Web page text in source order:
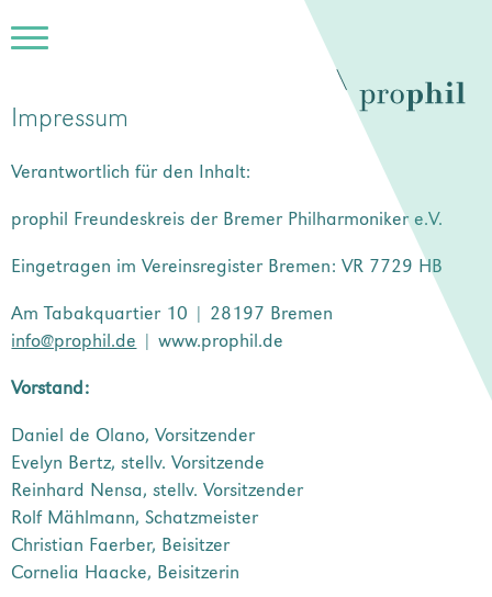
Impressum
Verantwortlich für den Inhalt:
prophil Freundeskreis der Bremer Philharmoniker e.V.
Eingetragen im Vereinsregister Bremen: VR 7729 HB
Am Tabakquartier 10 | 28197 Bremen
info@prophil.de | www.prophil.de
Vorstand:
Daniel de Olano, Vorsitzender
Evelyn Bertz, stellv. Vorsitzende
Reinhard Nensa, stellv. Vorsitzender
Rolf Mählmann, Schatzmeister
Christian Faerber, Beisitzer
Cornelia Haacke, Beisitzerin